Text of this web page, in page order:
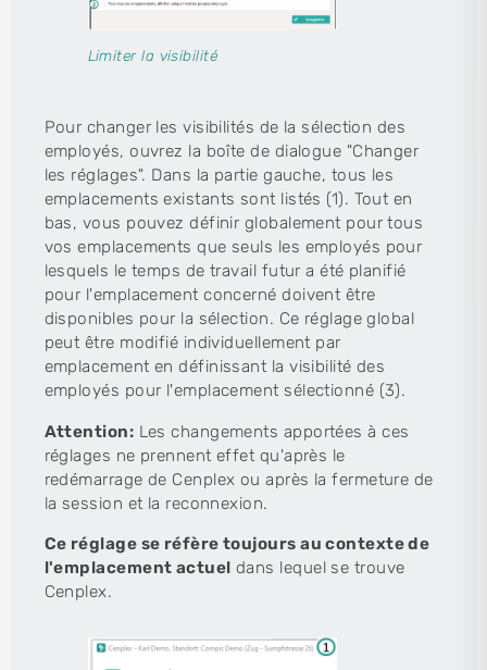
Limiter la visibilité
Pour changer les visibilités de la sélection des
employés, ouvrez la boîte de dialogue "Changer
les réglages". Dans la partie gauche, tous les
emplacements existants sont listés (1). Tout en
bas, vous pouvez définir globalement pour tous
vos emplacements que seuls les employés pour
lesquels le temps de travail futur a été planifié
pour l'emplacement concerné doivent être
disponibles pour la sélection. Ce réglage global
peut être modifié individuellement par
emplacement en définissant la visibilité des
employés pour l'emplacement sélectionné (3).
Attention: Les changements apportées à ces
réglages ne prennent effet qu'après le
redémarrage de Cenplex ou après la fermeture de
la session et la reconnexion.
Ce réglage se réfère toujours au contexte de
l'emplacement actuel dans lequel se trouve
Cenplex.